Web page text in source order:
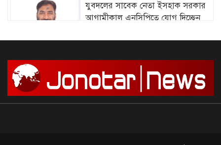
যুবদলের সাবেক নেতা ইসহাক সরকার
আগামীকাল এনসিপিতে যোগ দিচ্ছেন
পরোয়ানা
সাগরে আজ থেকে ৫৮ দিনের জন্য মাছ